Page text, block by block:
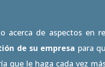
acerca de aspectos en
de su empresa para
que le haga cada vez